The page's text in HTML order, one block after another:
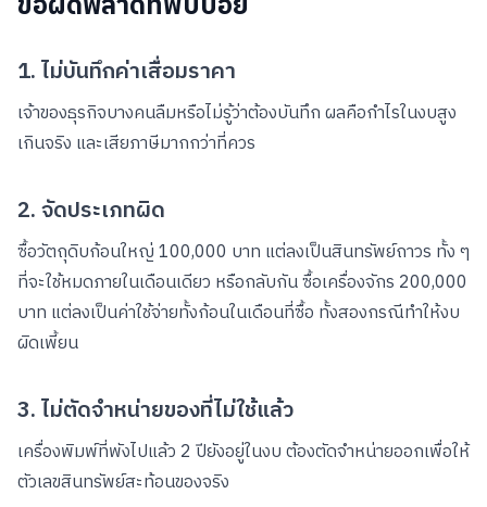
1. ไม่บันทึกค่าเสื่อมราคา
เจ้าของธุรกิจบางคนลืมหรือไม่รู้ว่าต้องบันทึก ผลคือกำไรในงบสูง
เกินจริง และเสียภาษีมากกว่าที่ควร
2. จัดประเภทผิด
ซื้อวัตถุดิบก้อนใหญ่ 100,000 บาท แต่ลงเป็นสินทรัพย์ถาวร ทั้ง ๆ
ที่จะใช้หมดภายในเดือนเดียว หรือกลับกัน ซื้อเครื่องจักร 200,000
บาท แต่ลงเป็นค่าใช้จ่ายทั้งก้อนในเดือนที่ซื้อ ทั้งสองกรณีทำให้งบ
ผิดเพี้ยน
3. ไม่ตัดจำหน่ายของที่ไม่ใช้แล้ว
เครื่องพิมพ์ที่พังไปแล้ว 2 ปียังอยู่ในงบ ต้องตัดจำหน่ายออกเพื่อให้
ตัวเลขสินทรัพย์สะท้อนของจริง